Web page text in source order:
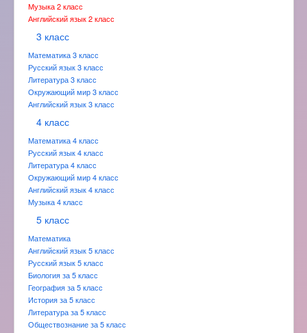
Музыка 2 класс
Английский язык 2 класс
3 класс
Математика 3 класс
Русский язык 3 класс
Литература 3 класс
Окружающий мир 3 класс
Английский язык 3 класс
4 класс
Математика 4 класс
Русский язык 4 класс
Литература 4 класс
Окружающий мир 4 класс
Английский язык 4 класс
Музыка 4 класс
5 класс
Математика
Английский язык 5 класс
Русский язык 5 класс
Биология за 5 класс
География за 5 класс
История за 5 класс
Литература за 5 класс
Обществознание за 5 класс